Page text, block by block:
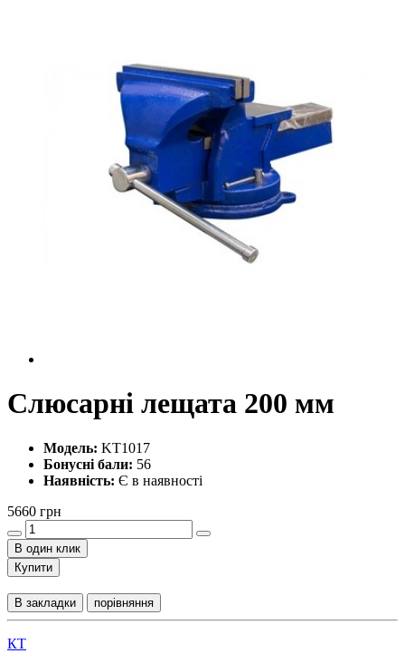
Слюсарні лещата 200 мм
Модель: KT1017
Бонусні бали: 56
Наявність: Є в наявності
5660 грн
В один клик
Купити
В закладки порівняння
КТ